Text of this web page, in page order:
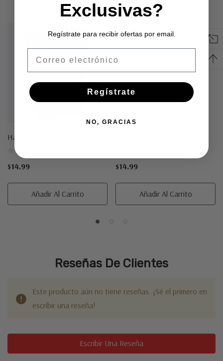
Hamper 13.2 Gal Negra
$14.99
Añadir Al Carrito
$14.99
Añadir Al Carrito
Reseñas De Clientes
Este producto aún no tiene reseñas. ¡Sé el primero en
escribir una reseña!
Escribir Una Reseña
Exclusivas?
Regístrate para recibir ofertas por email.
Regístrate
NO, GRACIAS